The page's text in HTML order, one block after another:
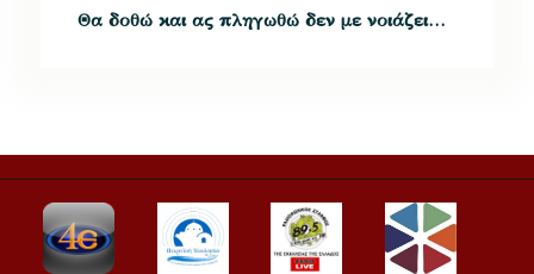
Θα δοθώ και ας πληγωθώ δεν με νοιάζει…